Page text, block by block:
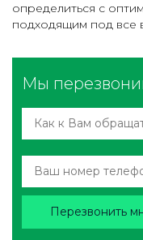
определиться с
подходящим под все
Мы
Перезвонить